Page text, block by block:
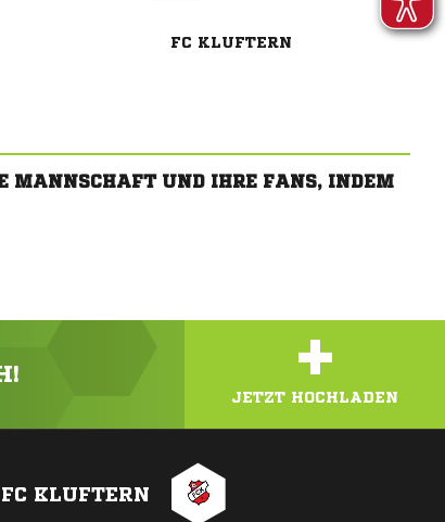
FC KLUFTERN
MANNSCHAFT UND IHRE FANS, INDEM
+
JETZT HOCHLADEN
FC KLUFTERN